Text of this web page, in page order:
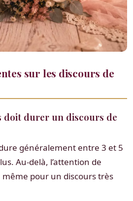
sur les discours de
doit durer un discours de
généralement entre 3 et 5
Au-delà, l’attention de
même pour un discours très